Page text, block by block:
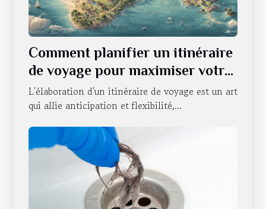
Comment planifier un itinéraire
de voyage pour maximiser votre
expérience
L'élaboration d'un itinéraire de voyage est un art
qui allie anticipation et flexibilité,...